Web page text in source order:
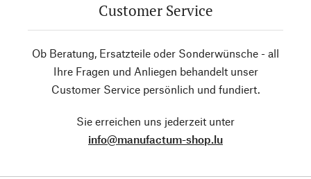
Customer Service
Ob Beratung, Ersatzteile oder Sonderwünsche - all
Ihre Fragen und Anliegen behandelt unser
Customer Service persönlich und fundiert.
Sie erreichen uns jederzeit unter
info@manufactum-shop.lu